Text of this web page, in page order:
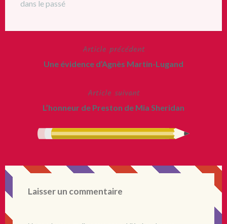
dans le passé
Article précédent
Une évidence d’Agnès Martin-Lugand
Article suivant
L’honneur de Preston de Mia Sheridan
Laisser un commentaire